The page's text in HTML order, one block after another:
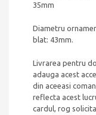
35mm
Diametru
blat: 43mm.
Livrarea pentru
adauga acest
din aceeasi
reflecta acest
cardul, rog